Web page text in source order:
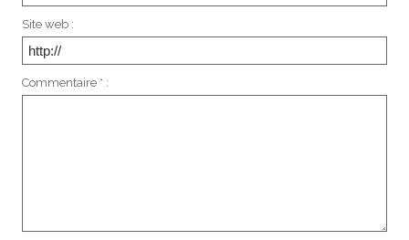
Site web :
Commentaire * :